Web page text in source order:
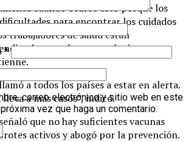
cuando ocurre esto porque los
para encontrar los cuidados
trabajadores de salud están
a mucha gente al mismo
a todos los países a estar en alerta.
a más casos”, indicó.
que no hay suficientes vacunas
activos y abogó por la prevención.
*
correo electrónico y sitio web en este
vez que haga un comentario.